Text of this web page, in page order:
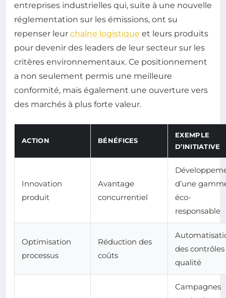
entreprises industrielles qui, suite à une nouvelle
réglementation sur les émissions, ont su
repenser leur chaîne logistique et leurs produits
pour devenir des leaders de leur secteur sur les
critères environnementaux. Ce positionnement
a non seulement permis une meilleure
conformité, mais également une ouverture vers
des marchés à plus forte valeur.
ACTION BÉNÉFICES
EXEMPLE
D’INITIATIVE
Innovation
produit
Avantage
concurrentiel
d’une
éco-
responsable
Optimisation
processus
Réduction des
coûts
des contrôles
qualité
Campagnes